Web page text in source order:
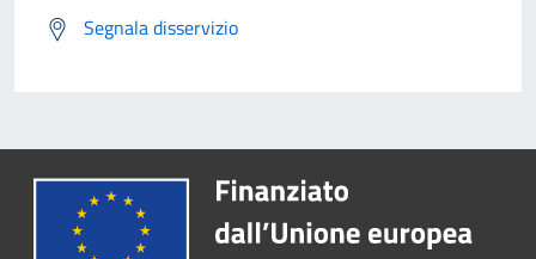
Segnala disservizio